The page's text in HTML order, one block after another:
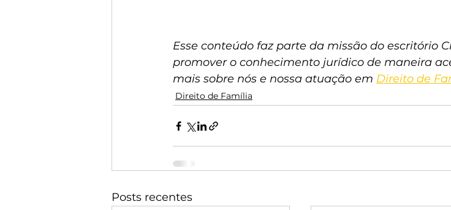
Esse conteúdo faz parte da missão do escritório
promover o conhecimento jurídico de maneira
mais sobre nós e nossa atuação em Direito de
Direito de Família
Posts recentes